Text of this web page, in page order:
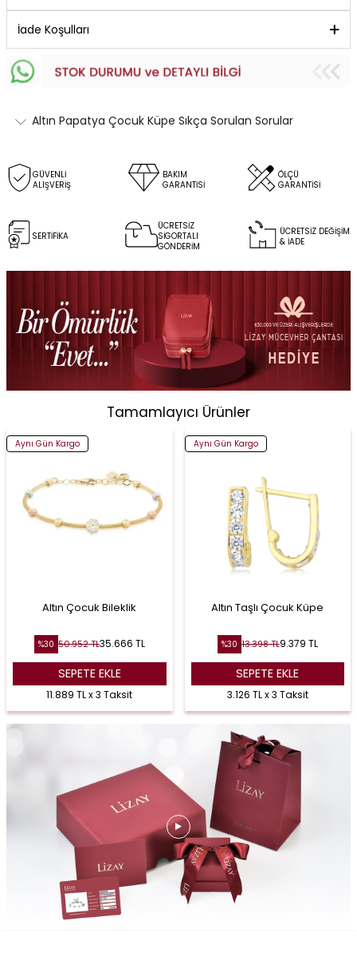
İade Koşulları
Altın Papatya Çocuk Küpe Sıkça Sorulan Sorular
GÜVENLİ
ALIŞVERİŞ
BAKIM
GARANTİSİ
ÖLÇÜ
GARANTİSİ
SERTİFİKA
ÜCRETSİZ
SİGORTALI
GÖNDERİM
ÜCRETSİZ DEĞİŞİM
& İADE
Tamamlayıcı Ürünler
Aynı Gün Kargo
Altın Çocuk Bileklik
%30 50.952TL35.666 TL
SEPETE EKLE
11.889 TL x 3 Taksit
Aynı Gün Kargo
Altın Taşlı Çocuk Küpe
%30 13.398TL9.379 TL
SEPETE EKLE
3.126 TL x 3 Taksit